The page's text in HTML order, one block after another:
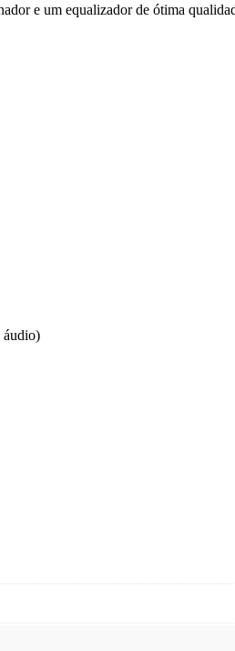
e um equalizador de ótima
áudio)